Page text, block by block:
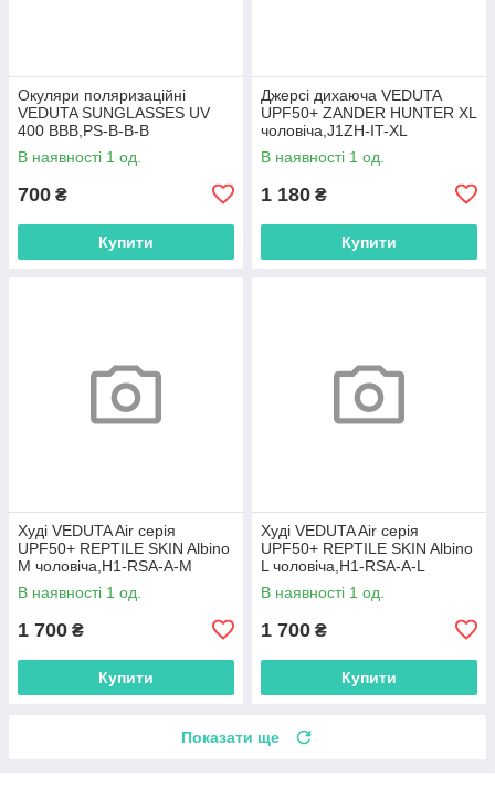
Окуляри поляризаційні
VEDUTA SUNGLASSES UV
400 BBB,PS-B-B-B
В наявності 1 од.
700 ₴
Купити
Джерсі дихаюча VEDUTA
UPF50+ ZANDER HUNTER XL
чоловіча,J1ZH-IT-XL
В наявності 1 од.
1 180 ₴
Купити
Худі VEDUTA Air серія
UPF50+ REPTILE SKIN Albino
M чоловіча,H1-RSA-A-M
В наявності 1 од.
1 700 ₴
Купити
Худі VEDUTA Air серія
UPF50+ REPTILE SKIN Albino
L чоловіча,H1-RSA-A-L
В наявності 1 од.
1 700 ₴
Купити
Показати ще